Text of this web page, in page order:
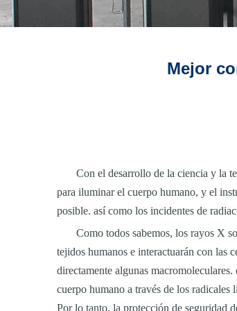
Mejor
Con el desarrollo de la ciencia y la
para iluminar el cuerpo humano, y el
posible. así como los incidentes de
Como todos sabemos, los rayos X
tejidos humanos e interactuarán con las
directamente algunas
cuerpo humano a través de los
Por lo tanto, la protección de seguridad